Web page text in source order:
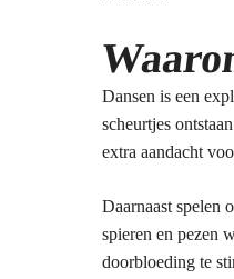
Dansen is een
scheurtjes
extra aandacht
Daarnaast spelen
spieren en pezen
doorbloeding te